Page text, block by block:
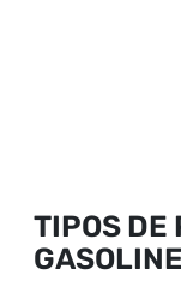
TIPOS DE